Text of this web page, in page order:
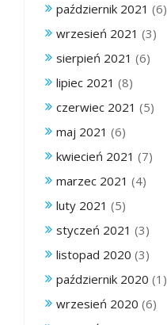
październik 2021 (6)
wrzesień 2021 (3)
sierpień 2021 (6)
lipiec 2021 (8)
czerwiec 2021 (5)
maj 2021 (6)
kwiecień 2021 (7)
marzec 2021 (4)
luty 2021 (5)
styczeń 2021 (3)
listopad 2020 (3)
październik 2020 (1)
wrzesień 2020 (6)